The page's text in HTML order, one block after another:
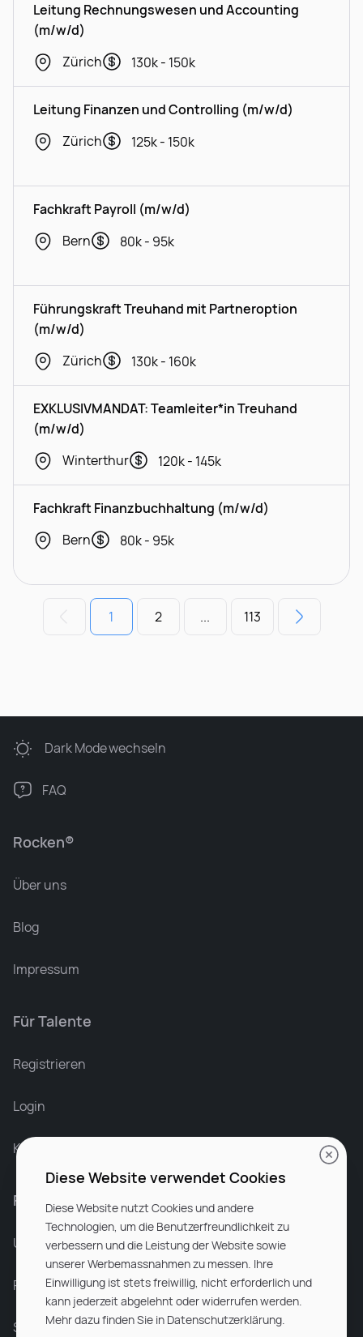
Leitung Rechnungswesen und Accounting
(m/w/d)
Zürich
130k - 150k
Leitung Finanzen und Controlling (m/w/d)
Zürich
125k - 150k
Fachkraft Payroll (m/w/d)
Bern
80k - 95k
Führungskraft Treuhand mit Partneroption
(m/w/d)
Zürich
130k - 160k
EXKLUSIVMANDAT: Teamleiter*in Treuhand
(m/w/d)
Winterthur
120k - 145k
Fachkraft Finanzbuchhaltung (m/w/d)
Bern
80k - 95k
1 2 ... 113
Rocken®
Über uns
Blog
Impressum
Für Talente
Registrieren
Login
Karriere bei Rocken
Für Unternehmen
Unsere Dienstleistungen
Partnerunternehmen
Sitemap
Dark Modewechseln
FAQ
Diese Website verwendet Cookies
Diese Website nutzt Cookies und andere
Technologien, um die Benutzerfreundlichkeit zu
verbessern und die Leistung der Website sowie
unserer Werbemassnahmen zu messen. Ihre
Einwilligung ist stets freiwillig, nicht erforderlich und
kann jederzeit abgelehnt oder widerrufen werden.
Mehr dazu finden Sie in Datenschutzerklärung.